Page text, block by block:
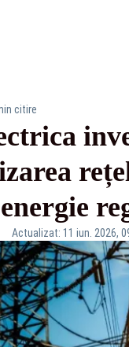
citire
Actualizat: 11 iun. 2026,